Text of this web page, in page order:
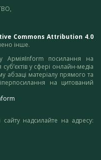
Commons Attribution 4.0
інше.
АрміяInform посилання на
у сфері онлайн-медіа
абзаці матеріалу прямого та
на цитований
надсилайте на адресу: